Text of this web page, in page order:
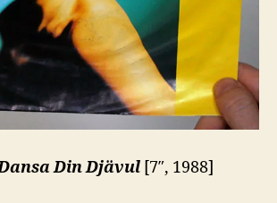
Din Djävul [7″, 1988]